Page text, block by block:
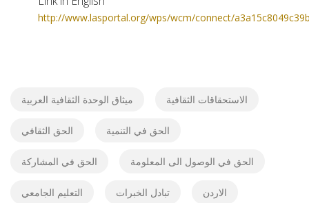
http://www.lasportal.org/wps/wcm/connect/
ميثاق الوحدة الثقافية العربية الاستحقاقات الثقافية
الحق الثقافي الحق في التنمية
الحق في المشاركة الحق في الوصول الى المعلومة
التعليم الجامعي تبادل الخبرات الاردن